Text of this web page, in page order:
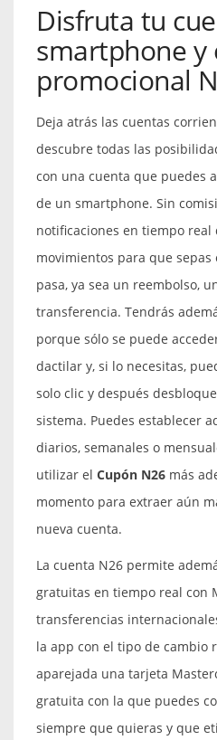
Disfruta tu
smartphone y
promocional
Deja atrás las cuentas
descubre todas las
con una cuenta que puedes
de un smartphone. Sin
notificaciones en tiempo real
movimientos para que
pasa, ya sea un reembolso,
transferencia. Tendrás
porque sólo se puede
dactilar y, si lo necesitas,
solo clic y después
sistema. Puedes establecer
diarios, semanales o
utilizar el Cupón N26 más
momento para extraer aún
nueva cuenta.
La cuenta N26 permite
gratuitas en tiempo real con
transferencias
la app con el tipo de cambio
aparejada una tarjeta
gratuita con la que puedes
siempre que quieras y que